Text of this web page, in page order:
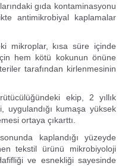
gıda kontaminasyonu
antimikrobiyal kaplamalar
mikroplar, kısa süre içinde
hem kötü kokunun önüne
tarafından kirlenmesinin
ekip, 2 yıllık
uygulandığı kumaşa yüksek
ortaya çıkarttı.
kaplandığı yüzeyde
tekstil ürünü mikrobiyoloji
ve esnekliği sayesinde